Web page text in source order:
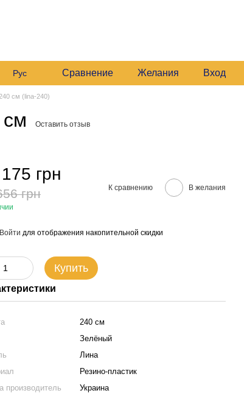
Рус Сравнение Желания Вход
см (lina-240)
см Оставить отзыв
грн
грн К сравнению В желания
Войти для отображения накопительной скидки
Купить
240 см
Зелёный
Лина
Резино-пластик
производитель
Украина